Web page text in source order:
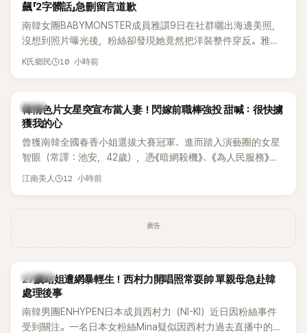
飆「2字髒話」急刪留言道歉
南韓女團BABYMONSTER成員雅譞9日在社群曬出海邊美照，
沒想到照片曝光後，粉絲卻發現她竟然把洋裝整件穿反。雅譞
看到提醒後，立刻用中文回應，沒想到一句話卻因用詞太過粗
K氏鄉民 10 小時前
韓星
韓情色片女星突宣布當人妻！閃嫁前職棒強投 甜喊：很快擄
獲我的心
曾獲南韓全國春香小姐選拔大賽冠軍、進而踏入演藝圈的女星
智眼（常譯：池安，42歲），憑《暗網殺機》、《為人民服務》等
作品受到關注。近日她突拋喜訊，透過個人社群宣布將與前職
江南美人 12 小時前
廣告
K-POP
27歲站姐遭網暴輕生！西村力開唱照常耍帥 單親母急赴韓
處理後事
南韓男團ENHYPEN日本成員西村力（NI-KI）近日因粉絲事件
受到關注。一名日本女粉絲Mina疑似因西村力過去直播中的言